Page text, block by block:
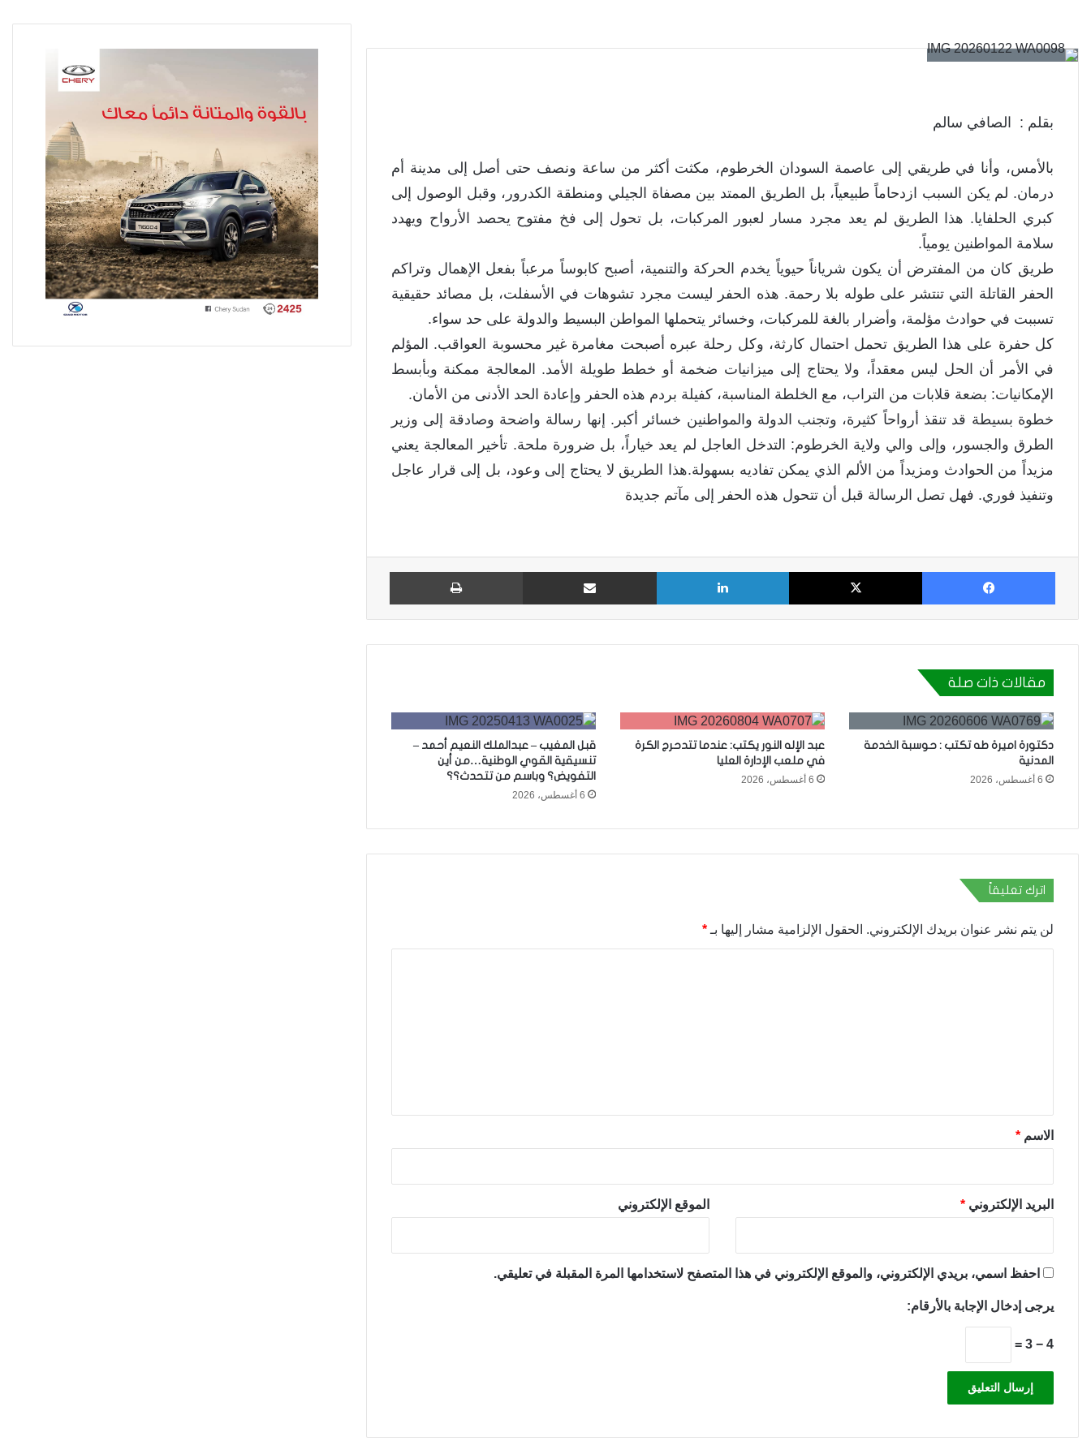
بقلم : الصافي سالم
بالأمس، وأنا في طريقي إلى عاصمة السودان الخرطوم، مكثت أكثر من ساعة ونصف حتى أصل إلى مدينة أم
درمان. لم يكن السبب ازدحاماً طبيعياً، بل الطريق الممتد بين مصفاة الجيلي ومنطقة الكدرور، وقبل الوصول إلى
كبري الحلفايا. هذا الطريق لم يعد مجرد مسار لعبور المركبات، بل تحول إلى فخ مفتوح يحصد الأرواح ويهدد
سلامة المواطنين يومياً.
طريق كان من المفترض أن يكون شرياناً حيوياً يخدم الحركة والتنمية، أصبح كابوساً مرعباً بفعل الإهمال وتراكم
الحفر القاتلة التي تنتشر على طوله بلا رحمة. هذه الحفر ليست مجرد تشوهات في الأسفلت، بل مصائد حقيقية
تسببت في حوادث مؤلمة، وأضرار بالغة للمركبات، وخسائر يتحملها المواطن البسيط والدولة على حد سواء.
كل حفرة على هذا الطريق تحمل احتمال كارثة، وكل رحلة عبره أصبحت مغامرة غير محسوبة العواقب. المؤلم
في الأمر أن الحل ليس معقداً، ولا يحتاج إلى ميزانيات ضخمة أو خطط طويلة الأمد. المعالجة ممكنة وبأبسط
الإمكانيات: بضعة قلابات من التراب، مع الخلطة المناسبة، كفيلة بردم هذه الحفر وإعادة الحد الأدنى من الأمان.
خطوة بسيطة قد تنقذ أرواحاً كثيرة، وتجنب الدولة والمواطنين خسائر أكبر. إنها رسالة واضحة وصادقة إلى وزير
الطرق والجسور، وإلى والي ولاية الخرطوم: التدخل العاجل لم يعد خياراً، بل ضرورة ملحة. تأخير المعالجة يعني
مزيداً من الحوادث ومزيداً من الألم الذي يمكن تفاديه بسهولة.هذا الطريق لا يحتاج إلى وعود، بل إلى قرار عاجل
وتنفيذ فوري. فهل تصل الرسالة قبل أن تتحول هذه الحفر إلى مآتم جديدة
فيسبوك X لينكدإن مشاركة عبر البريد طباعة
مقالات ذات صلة
دكتورة اميرة طه تكتب : حوسبة الخدمة
المدنية
6 أغسطس، 2026
عبد الإله النور يكتب: عندما تتدحرج الكرة
في ملعب الإدارة العليا
6 أغسطس، 2026
قبل المغيب – عبدالملك النعيم أحمد –
تنسيقية القوي الوطنية…من أين
التفويض؟ وباسم من تتحدث؟؟
6 أغسطس، 2026
اترك تعليقاً
لن يتم نشر عنوان بريدك الإلكتروني. الحقول الإلزامية مشار إليها بـ *
*الاسم *
البريد الإلكتروني * الموقع الإلكتروني
احفظ اسمي، بريدي الإلكتروني، والموقع الإلكتروني في هذا المتصفح لاستخدامها المرة المقبلة في تعليقي.
يرجى إدخال الإجابة بالأرقام:
4 − 3 =